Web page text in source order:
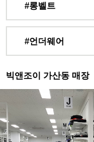
#롱벨트
#언더웨어
빅앤조이 가산동 매장